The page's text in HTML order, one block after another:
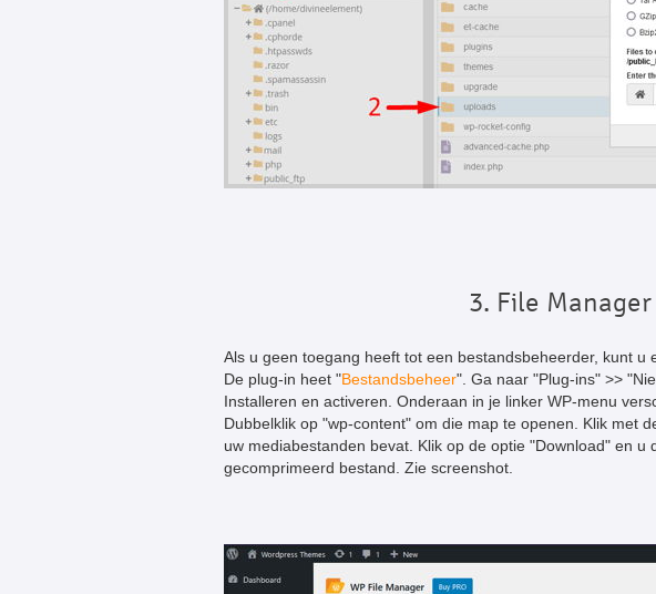
3. File
Als u geen toegang heeft tot een bestandsbeheerder, kunt u
De plug-in heet "Bestandsbeheer". Ga naar "Plug-ins" >>
Installeren en activeren. Onderaan in je linker WP-menu
Dubbelklik op "wp-content" om die map te openen. Klik met
uw mediabestanden bevat. Klik op de optie "Download" en u
gecomprimeerd bestand. Zie screenshot.